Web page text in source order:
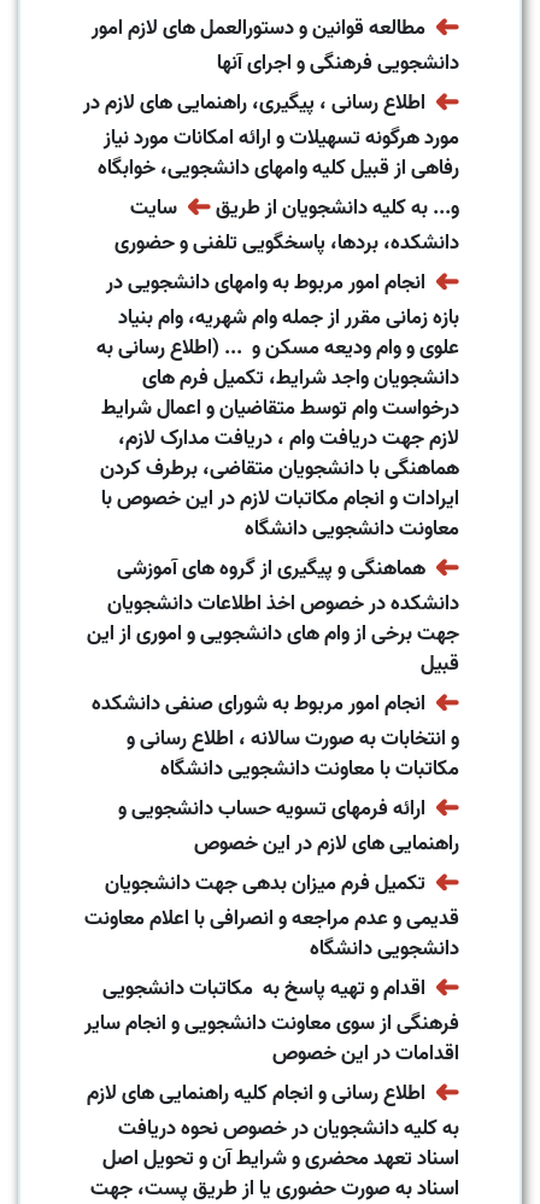
➜ مطالعه قوانین و دستورالعمل های لازم امور
دانشجویی فرهنگی و اجرای آنها
➜ اطلاع رسانی ، پیگیری، راهنمایی های لازم در
مورد هرگونه تسهیلات و ارائه امکانات مورد نیاز
رفاهی از قبیل کلیه وامهای دانشجویی، خوابگاه
و... به کلیه دانشجویان از طریق➜ سایت
دانشکده، بردها، پاسخگویی تلفنی و حضوری
➜ انجام امور مربوط به وامهای دانشجویی در
بازه زمانی مقرر از جمله وام شهریه، وام بنیاد
علوی و وام ودیعه مسکن و ... (اطلاع رسانی به
دانشجویان واجد شرایط، تکمیل فرم های
درخواست وام توسط متقاضیان و اعمال شرایط
لازم جهت دریافت وام ، دریافت مدارک لازم،
هماهنگی با دانشجویان متقاضی، برطرف کردن
ایرادات و انجام مکاتبات لازم در این خصوص با
معاونت دانشجویی دانشگاه
➜ هماهنگی و پیگیری از گروه های آموزشی
دانشکده در خصوص اخذ اطلاعات دانشجویان
جهت برخی از وام های دانشجویی و اموری از این
قبیل
➜ انجام امور مربوط به شورای صنفی دانشکده
و انتخابات به صورت سالانه ، اطلاع رسانی و
مکاتبات با معاونت دانشجویی دانشگاه
➜ ارائه فرمهای تسویه حساب دانشجویی و
راهنمایی های لازم در این خصوص
➜ تکمیل فرم میزان بدهی جهت دانشجویان
قدیمی و عدم مراجعه و انصرافی با اعلام معاونت
دانشجویی دانشگاه
➜ اقدام و تهیه پاسخ به مکاتبات دانشجویی
فرهنگی از سوی معاونت دانشجویی و انجام سایر
اقدامات در این خصوص
➜ اطلاع رسانی و انجام کلیه راهنمایی های لازم
به کلیه دانشجویان در خصوص نحوه دریافت
اسناد تعهد محضری و شرایط آن و تحویل اصل
اسناد به صورت حضوری یا از طریق پست، جهت